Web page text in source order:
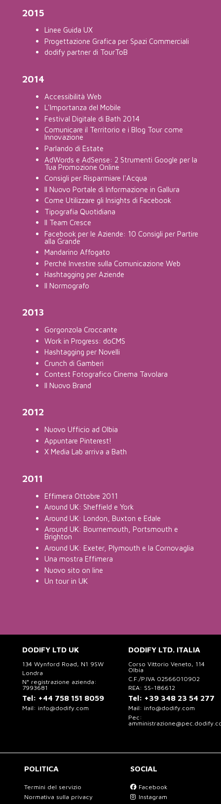
2015
Linee Guida UX
Progettazione Grafica per Spazi Commerciali
dodify partner di TourToB
2014
Accessibilità Web
L'Importanza del Mobile
Festival Digitale di Bath 2014
Comunicare il Territorio e i Blog Tour come
Innovazione
Parlando di Estate
AdWords e AdSense: 2 Strumenti Google per la
Tua Promozione Online
Consigli per Risparmiare l'Acqua
Il Nuovo Portale di Informazione in Gallura
Come Utilizzare gli Insights di Facebook
Tipografia Quotidiana
Il Team Cresce
Facebook per le Aziende: 10 Consigli per Partire
alla Grande
Mandarino Affogato
Perché Investire sulla Comunicazione Web
Hashtagging per Aziende
Il Normografo
2013
Gorgonzola Croccante
Work in Progress: doCMS
Hashtagging per Novelli
Crunch di Gamberi
Contest Fotografico Cinema Tavolara
Il Nuovo Brand
2012
Nuovo Ufficio ad Olbia
Appuntare Pinterest!
X Media Lab arriva a Bath
2011
Effimera Ottobre 2011
Around UK: Sheffield e York
Around UK: London, Buxton e Edale
Around UK: Bournemouth, Portsmouth e
Brighton
Around UK: Exeter, Plymouth e la Cornovaglia
Una mostra Effimera
Nuovo sito on line
Un tour in UK
DODIFY LTD UK
134 Wynford Road, N1 9SW
Londra
N° registrazione azienda:
7993681
Tel: +44 758 151 8059
Mail: info@dodify.com
DODIFY LTD. ITALIA
Corso Vittorio Veneto, 114
Olbia
C.F./P.IVA 02566010902
REA: SS-186612
Tel: +39 348 23 54 277
Mail: info@dodify.com
Pec:
POLITICA
Termini del servizio
Normativa sulla privacy
SOCIAL
Facebook
Instagram